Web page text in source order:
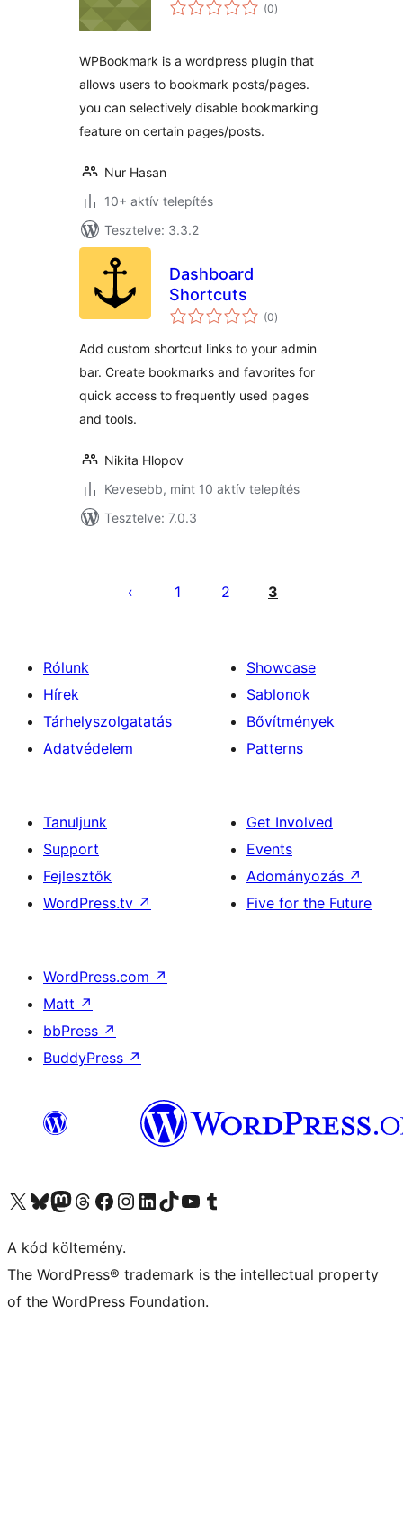
(0összesen
)
WPBookmark is a wordpress plugin that
allows users to bookmark posts/pages.
you can selectively disable bookmarking
feature on certain pages/posts.
Nur Hasan
10+ aktív telepítés
Tesztelve: 3.3.2
Dashboard
Shortcuts
(0értékelés
összesen
)
Add custom shortcut links to your admin
bar. Create bookmarks and favorites for
quick access to frequently used pages
and tools.
Nikita Hlopov
Kevesebb, mint 10 aktív telepítés
Tesztelve: 7.0.3
lapozása
1 2 3
Rólunk
Hírek
Tárhelyszolgatatás
Adatvédelem
Showcase
Sablonok
Bővítmények
Patterns
Tanuljunk
Support
Fejlesztők
WordPress.tv ↗
Get Involved
Events
Adományozás ↗
Five for the Future
WordPress.com ↗
Matt ↗
bbPress ↗
BuddyPress ↗
Visit our X (formerly Twitter) account
Visit our Bluesky account
Twitter csatornánk
Visit our Threads account
Facebook oldalunk megtekintése
Visit our Instagram account
Visit our LinkedIn account
Visit our TikTok account
Visit our YouTube channel
Visit our Tumblr account
A kód költemény.
The WordPress® trademark is the intellectual property
of the WordPress Foundation.